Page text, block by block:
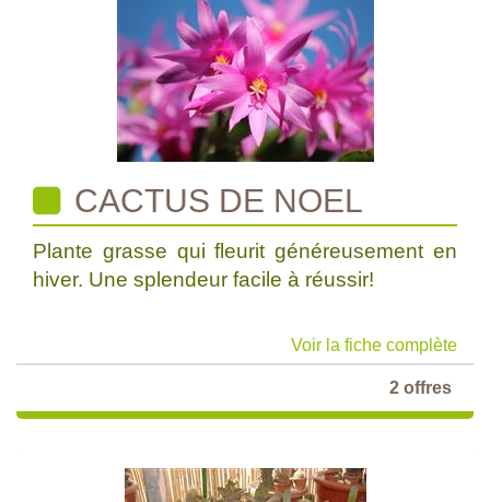
CACTUS DE NOEL
Plante grasse qui fleurit généreusement en
hiver. Une splendeur facile à réussir!
Voir la fiche complète
2 offres